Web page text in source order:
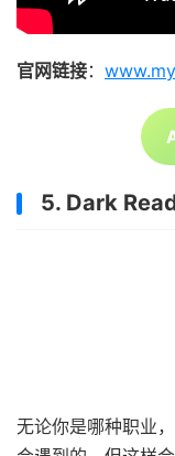
官网链接：
5. Dark
无论你是哪种职业